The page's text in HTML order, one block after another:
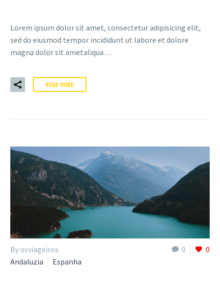
Lorem ipsum dolor sit amet, consectetur adipisicing elit,
sed do eiusmod tempor incididunt ut labore et dolore
magna dolor sit ametaliqua…
READ MORE
0 0
By osviageiros
Andaluzia
Espanha